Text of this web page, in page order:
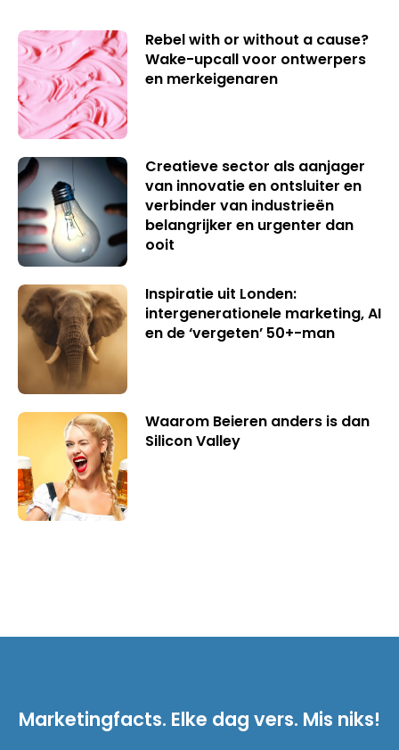
Rebel with or without a cause?
Wake-upcall voor ontwerpers
en merkeigenaren
Creatieve sector als aanjager
van innovatie en ontsluiter en
verbinder van industrieën
belangrijker en urgenter dan
ooit
Inspiratie uit Londen:
intergenerationele marketing, AI
en de ‘vergeten’ 50+-man
Waarom Beieren anders is dan
Silicon Valley
Marketingfacts. Elke dag vers. Mis niks!